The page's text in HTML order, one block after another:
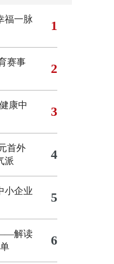
福一脉
1
赛事
2
康中
3
首外
派
4
小企业
5
解读
6